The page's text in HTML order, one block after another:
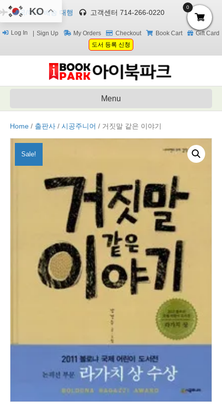
한국/미국 배송 대행 고객센터 714-266-0220
Log In Sign Up My Orders Checkout Book Cart
Gift Card
도서 등록 신청
Menu
Home / 출판사 / 시공주니어 / 거짓말 같은 이야기
Sale!
KO 0